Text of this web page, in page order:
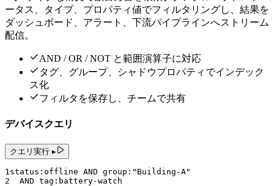
ータス、タイプ、プロパティ値でフィルタリングし、結果を
ダッシュボード、アラート、下流パイプラインへストリーム
配信。
AND / OR / NOT と範囲演算子に対応
タグ、グループ、シャドウプロパティでインデック
ス化
フィルタを保存し、チームで共有
デバイスクエリ
クエリ実行 ▸
1 status : offline AND group : "Building-A"
2
AND tag : battery-watch